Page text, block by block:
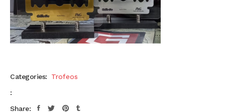
Categories:
Trofeos
:
Share: